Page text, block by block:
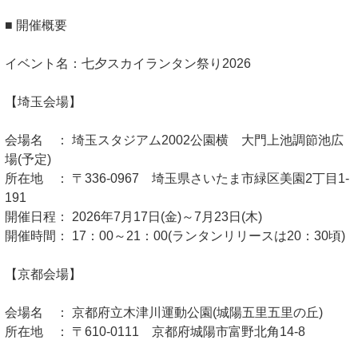
■ 開催概要
イベント名：七夕スカイランタン祭り2026
【埼玉会場】
会場名 ： 埼玉スタジアム2002公園横 大門上池調節池広
場(予定)
所在地 ： 〒336-0967 埼玉県さいたま市緑区美園2丁目1-
191
開催日程： 2026年7月17日(金)～7月23日(木)
開催時間： 17：00～21：00(ランタンリリースは20：30頃)
【京都会場】
会場名 ： 京都府立木津川運動公園(城陽五里五里の丘)
所在地 ： 〒610-0111 京都府城陽市富野北角14-8